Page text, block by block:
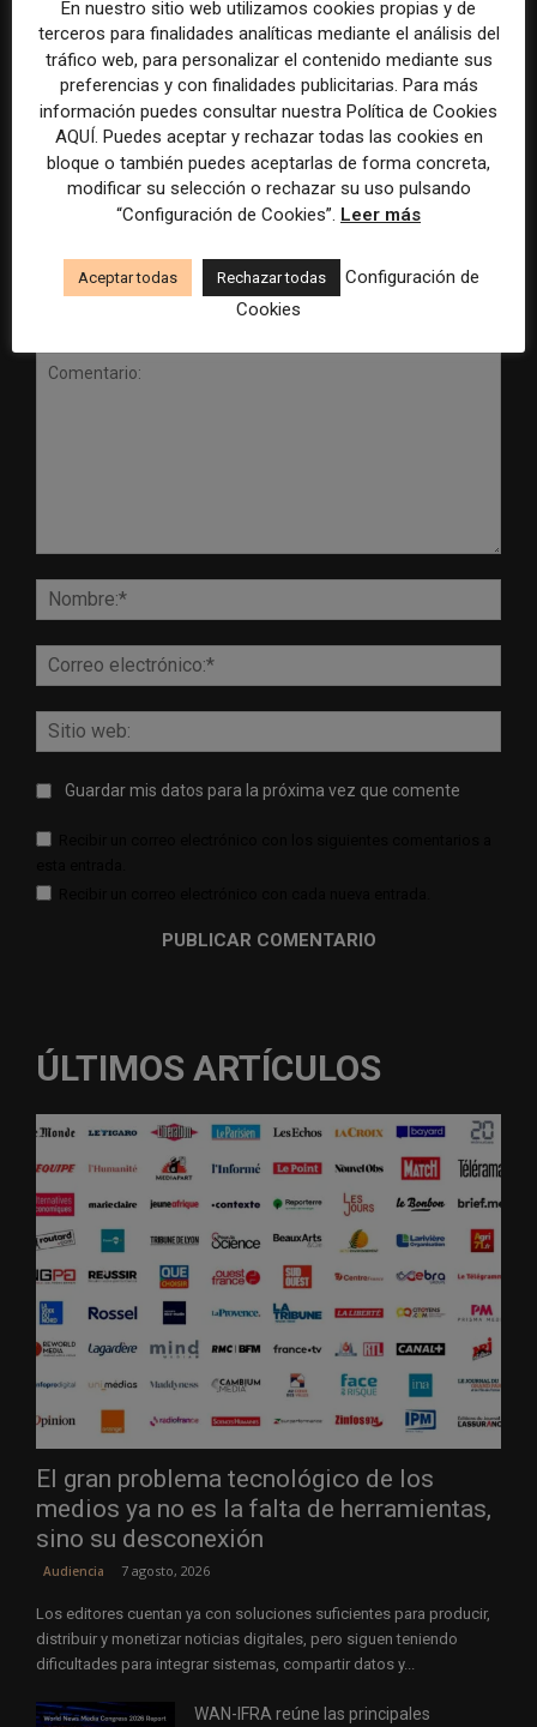
Radio Televisión Madrid
establece un sistema de
control para el uso de la
inteligencia artificial
ADEPA crea un premio
especial para la mejor
cobertura periodística del
Mundial 2026
Guardar mis datos para la próxima vez que comente
ÚLTIMOS ARTÍCULOS
El gran problema tecnológico de los
medios ya no es la falta de herramientas,
sino su desconexión
Audiencia 7 agosto, 2026
Los editores cuentan ya con soluciones suficientes para producir,
distribuir y monetizar noticias digitales, pero siguen teniendo
dificultades para integrar sistemas, compartir datos y...
WAN-IFRA reúne las principales
En nuestro sitio web utilizamos cookies propias y de
terceros para finalidades analíticas mediante el análisis del
tráfico web, para personalizar el contenido mediante sus
preferencias y con finalidades publicitarias. Para más
información puedes consultar nuestra Política de Cookies
AQUÍ. Puedes aceptar y rechazar todas las cookies en
bloque o también puedes aceptarlas de forma concreta,
modificar su selección o rechazar su uso pulsando
“Configuración de Cookies”. Leer más
Aceptar todas Rechazar todas
Configuración de
Cookies